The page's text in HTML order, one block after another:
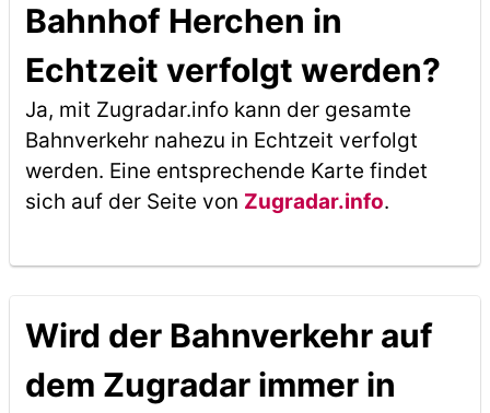
Bahnhof Herchen in
Echtzeit verfolgt werden?
Ja, mit Zugradar.info kann der gesamte
Bahnverkehr nahezu in Echtzeit verfolgt
werden. Eine entsprechende Karte findet
sich auf der Seite von Zugradar.info.
Wird der Bahnverkehr auf
dem Zugradar immer in